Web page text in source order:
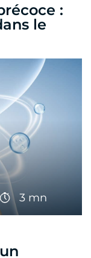
:
le
3 mn